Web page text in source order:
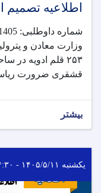
اطلاعیه تصمیم
شماره داوطلبی: MOMP-G-15-NCB-1405
وزارت معادن و
۲۵۳ قلم ادویه
قشقری ضرورت
بیشتر
یکشنبه ۱۴۰۵/۵/۱۱ - ۱۴:۳۰